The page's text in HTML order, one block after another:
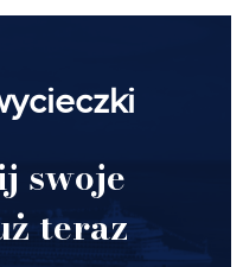
swoje
teraz